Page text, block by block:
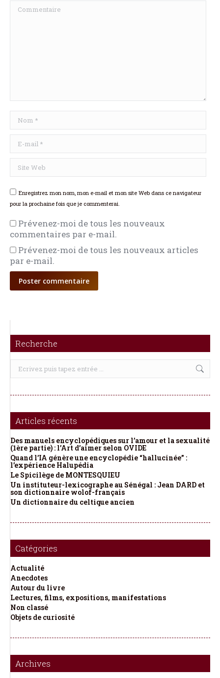
Commentaire
Nom *
E-mail *
Site Web
Enregistrez mon nom, mon e-mail et mon site Web dans ce navigateur
pour la prochaine fois que je commenterai.
Prévenez-moi de tous les nouveaux
commentaires par e-mail.
Prévenez-moi de tous les nouveaux articles
par e-mail.
Poster commentaire
Recherche
Recherche
Articles récents
Des manuels encyclopédiques sur l’amour et la sexualité
(1ère partie) : l’Art d’aimer selon OVIDE
Quand l’IA génère une encyclopédie “hallucinée” :
l’expérience Halupédia
Le Spicilège de MONTESQUIEU
Un instituteur-lexicographe au Sénégal : Jean DARD et
son dictionnaire wolof-français
Un dictionnaire du celtique ancien
Catégories
Actualité
Anecdotes
Autour du livre
Lectures, films, expositions, manifestations
Non classé
Objets de curiosité
Archives